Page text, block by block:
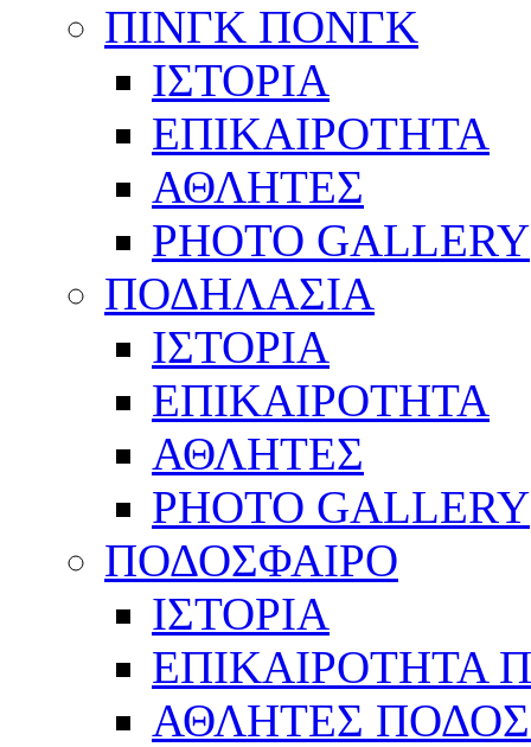
ΠΙΝΓΚ ΠΟΝΓΚ
ΙΣΤΟΡΙΑ
ΕΠΙΚΑΙΡΟΤΗΤΑ
ΑΘΛΗΤΕΣ
PHOTO GALLERY
ΠΟΔΗΛΑΣΙΑ
ΙΣΤΟΡΙΑ
ΕΠΙΚΑΙΡΟΤΗΤΑ
ΑΘΛΗΤΕΣ
PHOTO GALLERY
ΠΟΔΟΣΦΑΙΡΟ
ΙΣΤΟΡΙΑ
ΕΠΙΚΑΙΡΟΤΗΤΑ
ΑΘΛΗΤΕΣ